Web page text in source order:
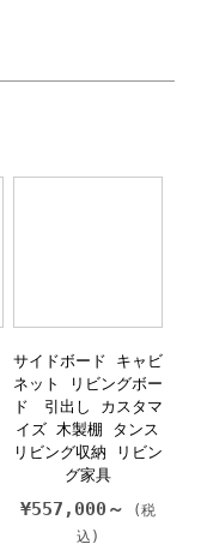
サイドボード キャビ
ネット リビングボー
ド 引出し カスタマ
イズ 木製棚 タンス
リビング収納 リビン
グ家具
¥557,000～